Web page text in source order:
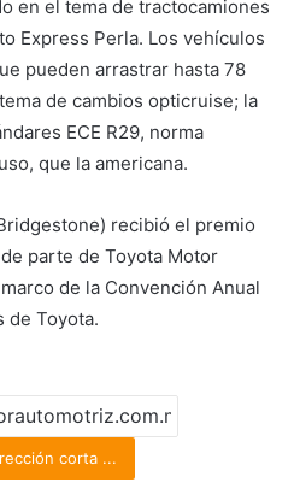
en el tema de tractocamiones
Express Perla. Los vehículos
pueden arrastrar hasta 78
de cambios opticruise; la
ECE R29, norma
que la americana.
recibió el premio
parte de Toyota Motor
de la Convención Anual
de Toyota.
corta ...